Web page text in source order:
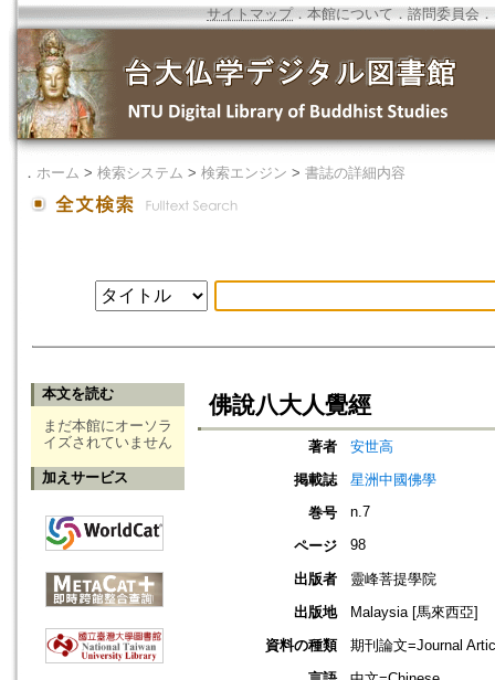
サイトマップ．本館について ． 諮問委員会 ．
． ホーム > 検索システム > 検索エンジン > 書誌の詳細内容
本文を読む
まだ本館にオーソラ
イズされていません
加えサービス
佛說八大人覺經
著者
安世高
掲載誌
星洲中國佛學
巻号
n.7
ページ 98
出版者
靈峰菩提學院
出版地
Malaysia [馬來西亞]
資料の種類
期刊論文=Journal